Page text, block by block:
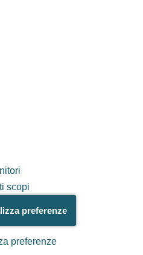
scopi
preferenze
preferenze